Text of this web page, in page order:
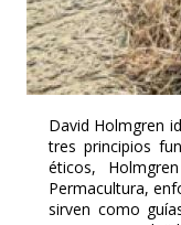
David Holmgren
tres principios
éticos,
Permacultura,
sirven como